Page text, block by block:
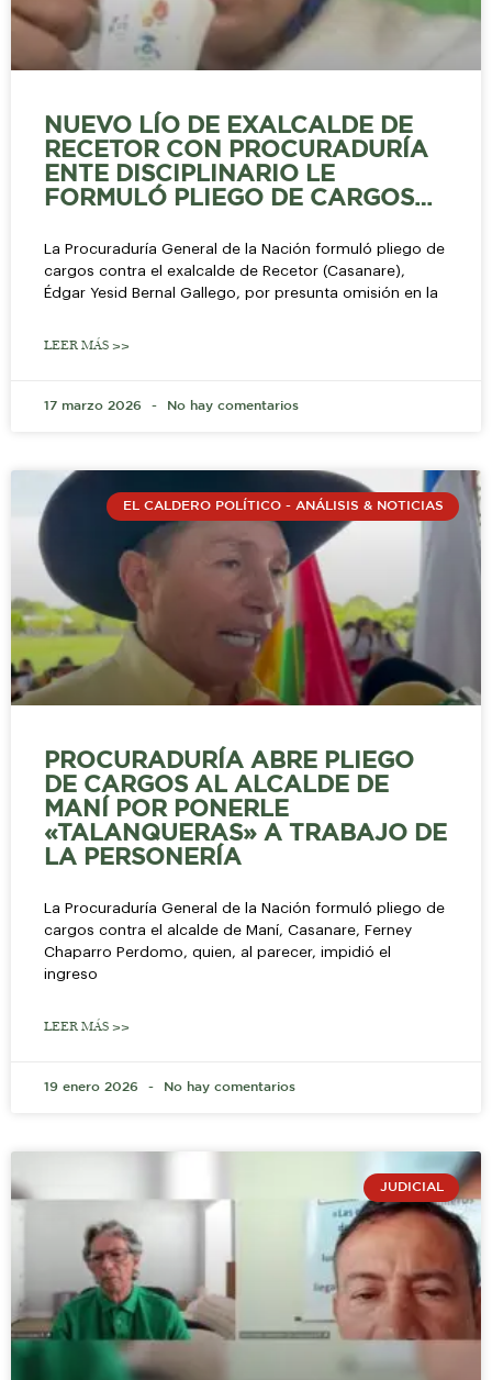
NUEVO LÍO DE EXALCALDE DE
RECETOR CON PROCURADURÍA
ENTE DISCIPLINARIO LE
FORMULÓ PLIEGO DE CARGOS…
La Procuraduría General de la Nación formuló pliego de
cargos contra el exalcalde de Recetor (Casanare),
Édgar Yesid Bernal Gallego, por presunta omisión en la
LEER MÁS >>
17 marzo 2026 No hay comentarios
EL CALDERO POLÍTICO - ANÁLISIS & NOTICIAS
PROCURADURÍA ABRE PLIEGO
DE CARGOS AL ALCALDE DE
MANÍ POR PONERLE
«TALANQUERAS» A TRABAJO DE
LA PERSONERÍA
La Procuraduría General de la Nación formuló pliego de
cargos contra el alcalde de Maní, Casanare, Ferney
Chaparro Perdomo, quien, al parecer, impidió el
ingreso
LEER MÁS >>
19 enero 2026 No hay comentarios
JUDICIAL